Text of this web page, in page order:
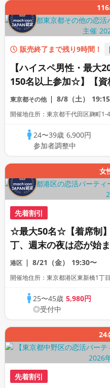
販売終了まで残り9時間！
【ハイスペ男性・最大
150名以上参加☆】【資
【累計110万人突破！】
タス
東京都その他 8/8（土）
開催地住所：東京都千代田区麹町1-
24〜39歳 6,900円
参加者調整中
女
先着割引
☆最大50名☆【着席制
丁、週末の夜は恋が始ま
港区 8/21（金） 19:30〜
開催地住所：東京都港区東新橋1丁
25〜45歳5,980円
◎受付中
24
先着割引